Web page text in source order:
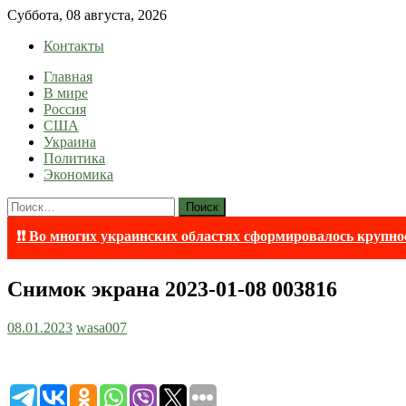
Skip
content
Суббота, 08 августа, 2026
Контакты
lentaruss
lentaruss — Новости
Главная
В мире
Россия
США
Украина
Политика
Экономика
Найти:
❗❗ Во многих украинских областях сформировалось
Снимок экрана 2023-01-08 003816
08.01.2023 wasa007